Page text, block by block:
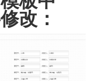
改：